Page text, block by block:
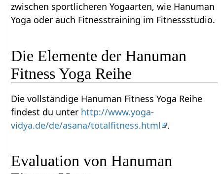
zwischen sportlicheren Yogaarten, wie Hanuman
Yoga oder auch Fitnesstraining im Fitnessstudio.
Die Elemente der Hanuman
Fitness Yoga Reihe
Die vollständige Hanuman Fitness Yoga Reihe
findest du unter http://www.yoga-
vidya.de/de/asana/totalfitness.html
.
Evaluation von Hanuman